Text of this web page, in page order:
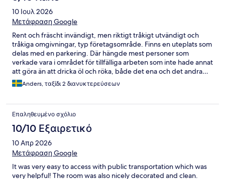
10 Ιουλ 2026
Μετάφραση Google
Rent och fräscht invändigt, men riktigt tråkigt utvändigt och
tråkiga omgivningar, typ företagsområde. Finns en uteplats som
delas med en parkering. Där hängde mest personer som
verkade vara i området för tillfälliga arbeten som inte hade annat
att göra än att dricka öl och röka, både det ena och det andra…
Anders, ταξίδι 2 διανυκτερεύσεων
Επαληθευμένο σχόλιο
10/10 Εξαιρετικό
10 Απρ 2026
Μετάφραση Google
It was very easy to access with public transportation which was
very helpful! The room was also nicely decorated and clean.